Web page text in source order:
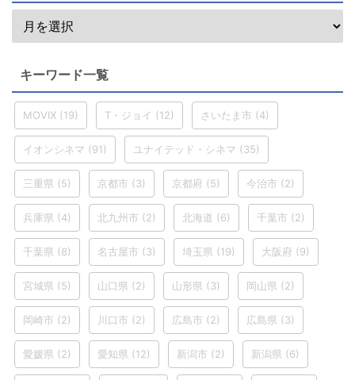
キーワード一覧
MOVIX (19) T・ジョイ (12) さいたま市 (4)
イオンシネマ (91) ユナイテッド・シネマ (35)
三重県 (5) 京都市 (3) 京都府 (5) 今治市 (2)
兵庫県 (4) 北九州市 (2) 北海道 (6) 千葉市 (2)
千葉県 (8) 名古屋市 (3) 埼玉県 (19) 大阪府 (9)
宮城県 (5) 山口県 (2) 山形県 (3) 岡山県 (2)
岡崎市 (2) 川口市 (2) 広島市 (2) 広島県 (3)
愛媛県 (2) 愛知県 (12) 新潟市 (2) 新潟県 (6)